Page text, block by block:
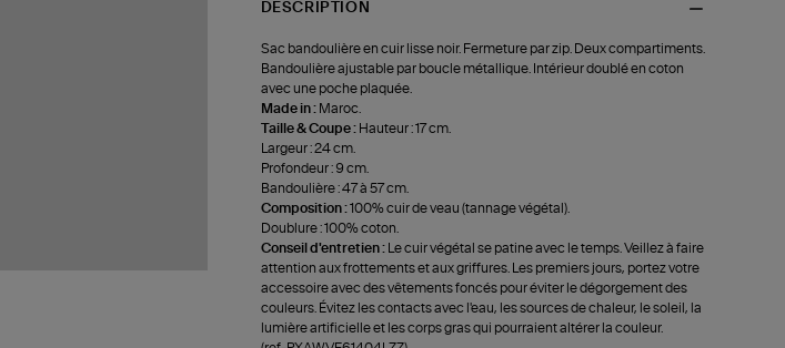
DESCRIPTION
Sac bandoulière en cuir lisse noir. Fermeture par zip. Deux compartiments.
Bandoulière ajustable par boucle métallique. Intérieur doublé en coton
avec une poche plaquée.
Made in : Maroc.
Taille & Coupe : Hauteur : 17 cm.
Largeur : 24 cm.
Profondeur : 9 cm.
Bandoulière : 47 à 57 cm.
Composition :100% cuir de veau (tannage végétal).
Doublure : 100% coton.
Conseil d'entretien :
Le cuir végétal se patine avec le temps. Veillez à faire
attention aux frottements et aux griffures. Les premiers jours, portez votre
accessoire avec des vêtements foncés pour éviter le dégorgement des
couleurs. Évitez les contacts avec l'eau, les sources de chaleur, le soleil, la
lumière artificielle et les corps gras qui pourraient altérer la couleur.